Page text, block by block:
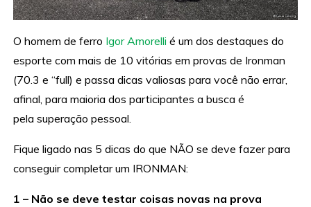
O homem de ferro Igor Amorelli é um dos destaques do
esporte com mais de 10 vitórias em provas de Ironman
(70.3 e “full) e passa dicas valiosas para você não errar,
afinal, para maioria dos participantes a busca é
pela superação pessoal.
Fique ligado nas 5 dicas do que NÃO se deve fazer para
conseguir completar um IRONMAN:
1 – Não se deve testar coisas novas na prova